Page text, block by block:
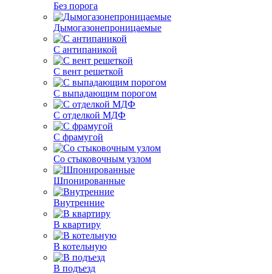
Без порога
Дымогазонепроницаемые
С антипаникой
С вент решеткой
С выпадающим порогом
С отделкой МДФ
С фрамугой
Со стыковочным узлом
Шпонированные
Внутренние
В квартиру
В котельную
В подъезд